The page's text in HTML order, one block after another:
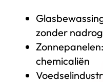
zonder
chemicaliën